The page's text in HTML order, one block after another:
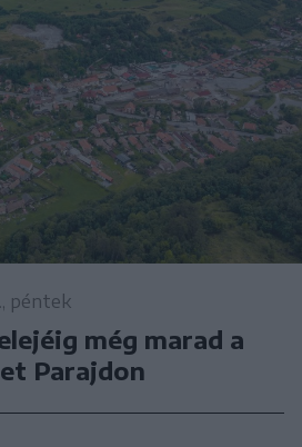
péntek
még marad a
Parajdon